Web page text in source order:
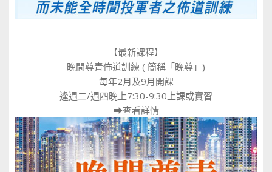
【最新課程】
晚間尊青佈道訓練 ( 簡稱「晚尊」)
每年2月及9月開課
逢週二/週四晚上7:30-9:30上課或實習
⮕查看詳情